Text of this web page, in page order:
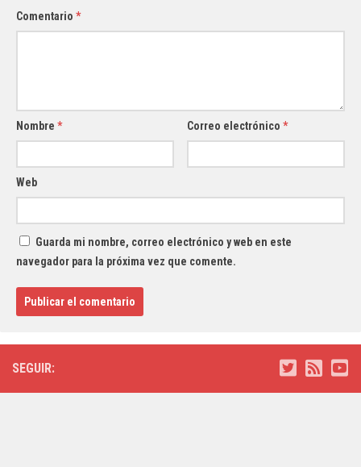
Comentario *
Nombre * Correo electrónico*
Web
Guarda mi nombre, correo electrónico y web en este
navegador para la próxima vez que comente.
SEGUIR: